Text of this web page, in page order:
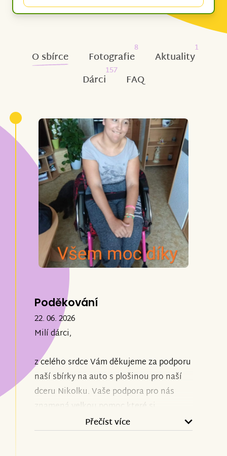
O sbírce Fotografie
8
Aktuality
1
Dárci
157
FAQ
Poděkování
22. 06. 2026
Milí dárci,
z celého srdce Vám děkujeme za podporu
naší sbírky na auto s plošinou pro naší
dceru Nikolku. Vaše podpora pro nás
znamená velkou pomoc které si
nesmírně vážíme. Díky Vám se může
Přečíst více